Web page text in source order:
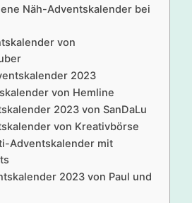
Näh-Adventskalender bei
von
2023
von Hemline
2023 von SanDaLu
von Kreativbörse
Adventskalender mit
2023 von Paul und